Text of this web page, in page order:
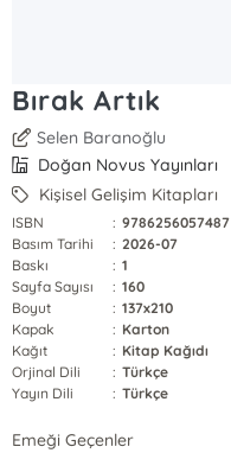
Bırak Artık
Selen Baranoğlu
Doğan Novus Yayınları
Kişisel Gelişim Kitapları
ISBN : 9786256057487
Basım Tarihi
: 2026-07
Baskı
: 1
Sayfa Sayısı
: 160
Boyut
: 137x210
Kapak
: Karton
Kağıt
: Kitap Kağıdı
Orjinal Dili
: Türkçe
Yayın Dili
: Türkçe
Emeği Geçenler